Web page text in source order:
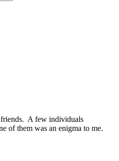
A few individuals
of them was an enigma to me.